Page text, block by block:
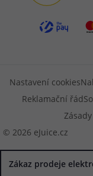
© 2026 eJuice.cz
Nastavení cookies
Reklamační řád
Zákaz prodeje